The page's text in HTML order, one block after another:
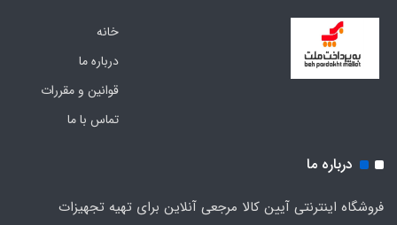
خانه
درباره ما
قوانین و مقررات
تماس با ما
درباره ما
فروشگاه اینترنتی آیین کالا مرجعی آنلاین برای تهیه تجهیزات